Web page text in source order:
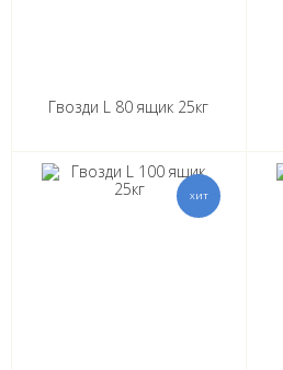
Гвозди L 80 ящик 25кг